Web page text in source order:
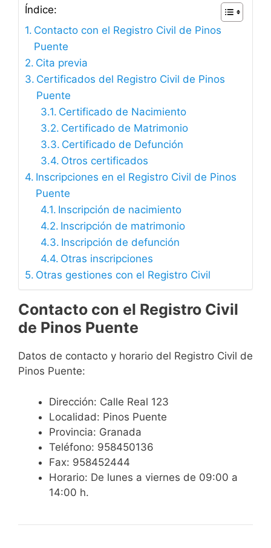
Índice:
Contacto con el Registro Civil de Pinos
Puente
Cita previa
Certificados del Registro Civil de Pinos
Puente
Certificado de Nacimiento
Certificado de Matrimonio
Certificado de Defunción
Otros certificados
Inscripciones en el Registro Civil de Pinos
Puente
Inscripción de nacimiento
Inscripción de matrimonio
Inscripción de defunción
Otras inscripciones
Otras gestiones con el Registro Civil
Contacto con el Registro Civil
de Pinos Puente
Datos de contacto y horario del Registro Civil de
Pinos Puente:
Dirección: Calle Real 123
Localidad: Pinos Puente
Provincia: Granada
Teléfono: 958450136
Fax: 958452444
Horario: De lunes a viernes de 09:00 a
14:00 h.